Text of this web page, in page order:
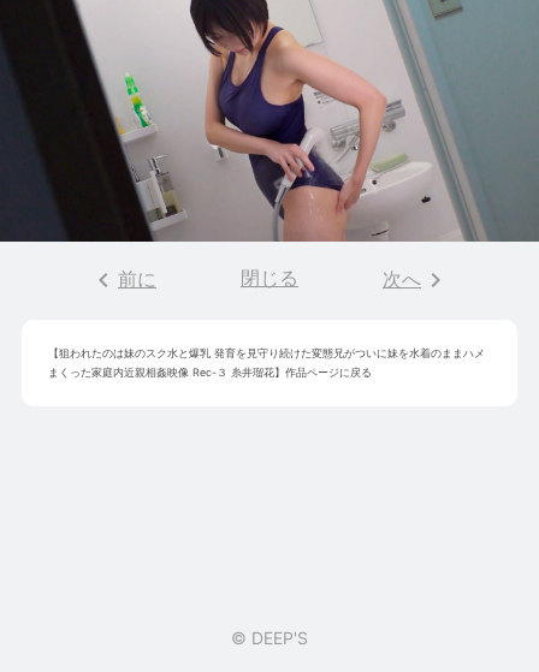
keyboard_arrow_left 前に 閉じる 次へ keyboard_arrow_right
【狙われたのは妹のスク水と爆乳 発育を見守り続けた変態兄がついに妹を水着のままハメ
まくった家庭内近親相姦映像 Rec-３ 糸井瑠花】作品ページに戻る
© DEEP'S